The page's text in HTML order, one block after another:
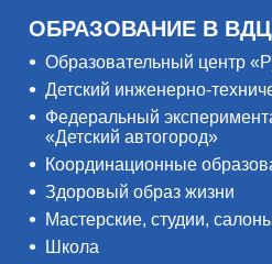
ОБРАЗОВАНИЕ В
Образовательный центр
Детский инженерно-
Федеральный
«Детский автогород»
Координационные
Здоровый образ жизни
Мастерские, студии,
Школа